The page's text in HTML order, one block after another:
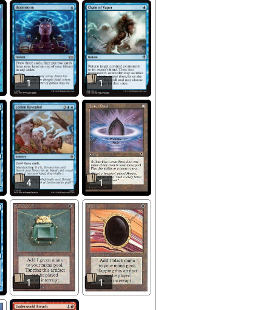
1 1
4 1
1 1